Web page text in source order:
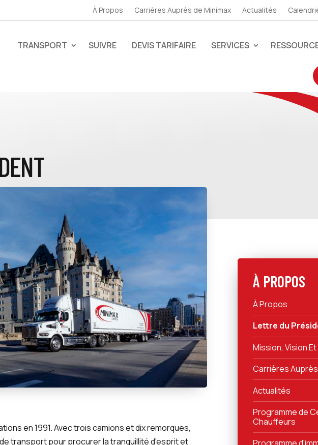
À Propos Carrières Auprès de Minimax Actualités
TRANSPORT SUIVRE DEVIS TARIFAIRE SERVICES
en 1991. Avec trois camions et dix remorques,
transport pour procurer la tranquillité d'esprit et
À PROPOS
À Propos
Lettre du
Mission, Vision
Carrières
Actualités
Programme de
Chauffeurs